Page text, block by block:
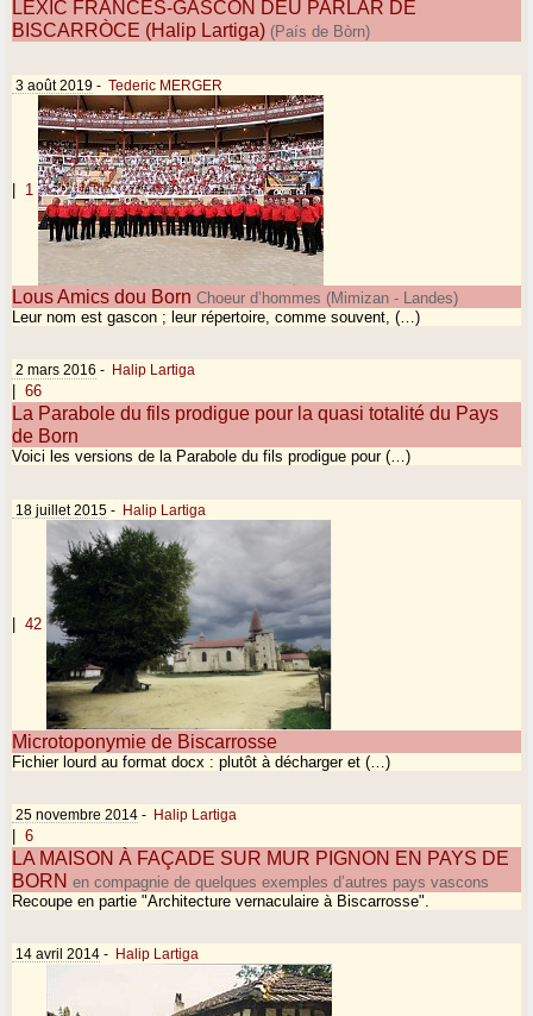
LEXIC FRANCÉS-GASCON DEU PARLAR DE
BISCARRÒCE (Halip Lartiga) (País de Bòrn)
3 août 2019 - Tederic MERGER
| 1
Lous Amics dou Born Choeur d’hommes (Mimizan - Landes)
Leur nom est gascon ; leur répertoire, comme souvent, (…)
2 mars 2016 - Halip Lartiga
66
La Parabole du fils prodigue pour la quasi totalité du Pays
de Born
Voici les versions de la Parabole du fils prodigue pour (…)
18 juillet 2015 - Halip Lartiga
| 42
Microtoponymie de Biscarrosse
Fichier lourd au format docx : plutôt à décharger et (…)
25 novembre 2014 - Halip Lartiga
6
LA MAISON À FAÇADE SUR MUR PIGNON EN PAYS DE
BORN en compagnie de quelques exemples d’autres pays vascons
Recoupe en partie "Architecture vernaculaire à Biscarrosse".
14 avril 2014 - Halip Lartiga